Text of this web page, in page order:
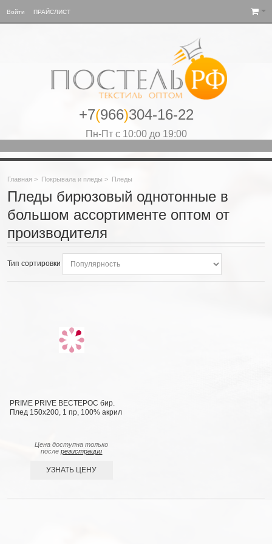
Войти ПРАЙСЛИСТ
+7(966)304-16-22
Пн-Пт с 10:00 до 19:00
Главная > Покрывала и пледы > Пледы
Пледы бирюзовый однотонные в
большом ассортименте оптом от
производителя
Тип сортировки
PRIME PRIVE ВЕСТЕРОС бир.
Плед 150x200, 1 пр, 100% акрил
Цена доступна только
послерегистрации
УЗНАТЬ ЦЕНУ